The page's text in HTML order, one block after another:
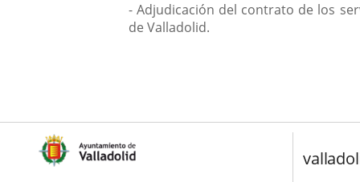
- Adjudicación del contrato de los
de Valladolid.